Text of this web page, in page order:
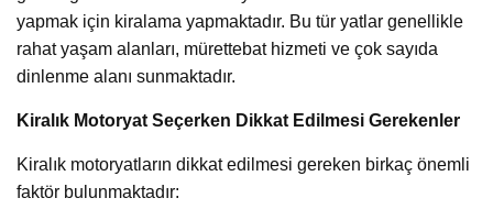
yapmak için kiralama yapmaktadır. Bu tür yatlar genellikle
rahat yaşam alanları, mürettebat hizmeti ve çok sayıda
dinlenme alanı sunmaktadır.
Kiralık Motoryat Seçerken Dikkat Edilmesi Gerekenler
Kiralık motoryatların dikkat edilmesi gereken birkaç önemli
faktör bulunmaktadır: